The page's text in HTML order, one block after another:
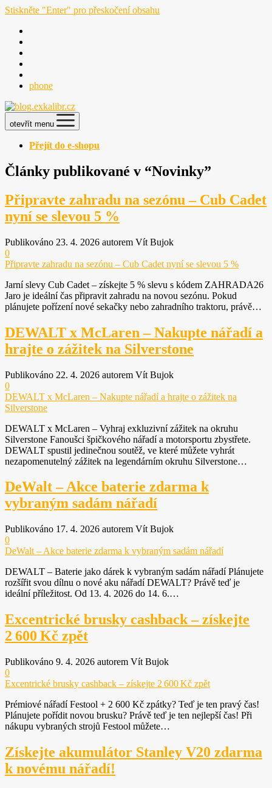
Stiskněte "Enter" pro přeskočení obsahu
phone
otevřít menu
Přejít do e-shopu
Články publikované v “Novinky”
Připravte zahradu na sezónu – Cub Cadet
nyní se slevou 5 %
Publikováno 23. 4. 2026 autorem Vít Bujok
0
Připravte zahradu na sezónu – Cub Cadet nyní se slevou 5 %
Jarní slevy Cub Cadet – získejte 5 % slevu s kódem ZAHRADA26
Jaro je ideální čas připravit zahradu na novou sezónu. Pokud
plánujete pořízení nové sekačky nebo zahradního traktoru, právě…
DEWALT x McLaren – Nakupte nářadí a
hrajte o zážitek na Silverstone
Publikováno 22. 4. 2026 autorem Vít Bujok
0
DEWALT x McLaren – Nakupte nářadí a hrajte o zážitek na
Silverstone
DEWALT x McLaren – Vyhraj exkluzivní zážitek na okruhu
Silverstone Fanoušci špičkového nářadí a motorsportu zbystřete.
DEWALT spustil jedinečnou soutěž, ve které můžete vyhrát
nezapomenutelný zážitek na legendárním okruhu Silverstone…
DeWalt – Akce baterie zdarma k
vybraným sadám nářadí
Publikováno 17. 4. 2026 autorem Vít Bujok
0
DeWalt – Akce baterie zdarma k vybraným sadám nářadí
DEWALT – Baterie jako dárek k vybraným sadám nářadí Plánujete
rozšířit svou dílnu o nové aku nářadí DEWALT? Právě teď je
ideální příležitost. Od 13. 4. 2026 do 14. 6.…
Excentrické brusky cashback – získejte
2 600 Kč zpět
Publikováno 9. 4. 2026 autorem Vít Bujok
0
Excentrické brusky cashback – získejte 2 600 Kč zpět
Prémiové nářadí Festool + 2 600 Kč zpátky? Teď je ten pravý čas!
Plánujete pořídit novou brusku? Právě teď je ten nejlepší čas! Při
nákupu vybraných strojů Festool můžete…
Získejte akumulátor Stanley V20 zdarma
k novému nářadí!
Nezbytné
Tyto
soubory
nejsou
volitelné.
Jsou
nezbytné
pro
webových
stránek.
Statistiky
Abychom
mohli
funkčnost
a
strukturu
stránek na
toho, jak
stránky
používají.
Uživatelská
zkušenost
webové
fungovaly
návštěvě co
nejlépe.
Pokud tyto
odmítnete,
některé
funkce z